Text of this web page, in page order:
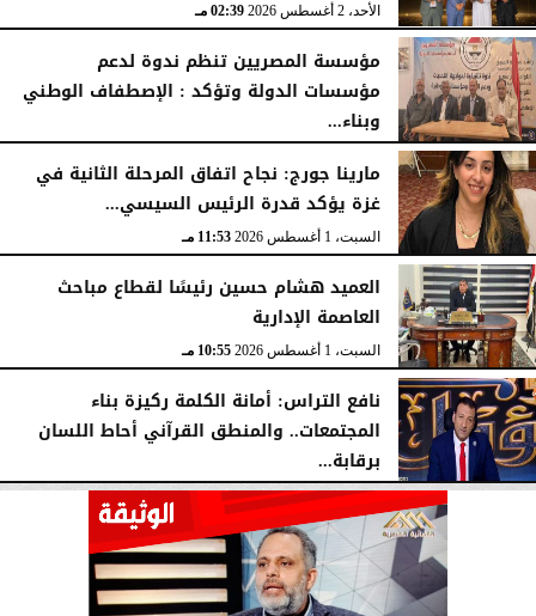
الأحد، 2 أغسطس 2026 02:39 مـ
مؤسسة المصريين تنظم ندوة لدعم
مؤسسات الدولة وتؤكد : الإصطفاف الوطني
وبناء...
الأحد، 2 أغسطس 2026 10:20 صـ
مارينا جورج: نجاح اتفاق المرحلة الثانية في
غزة يؤكد قدرة الرئيس السيسي...
السبت، 1 أغسطس 2026 11:53 مـ
العميد هشام حسين رئيسًا لقطاع مباحث
العاصمة الإدارية
السبت، 1 أغسطس 2026 10:55 مـ
نافع التراس: أمانة الكلمة ركيزة بناء
المجتمعات.. والمنطق القرآني أحاط اللسان
برقابة...
السبت، 1 أغسطس 2026 10:25 مـ